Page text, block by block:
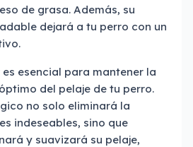
de grasa. Además, su
dejará a tu perro con un
esencial para mantener la
del pelaje de tu perro.
no solo eliminará la
indeseables, sino que
y suavizará su pelaje,